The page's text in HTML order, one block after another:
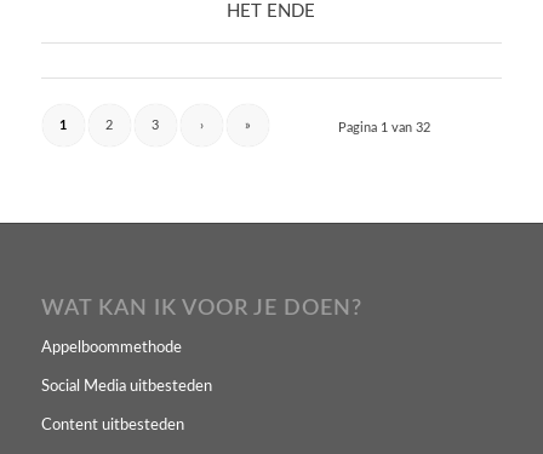
HET ENDE
Pagina 1 van 32
1 2 3 › »
WAT KAN IK VOOR JE DOEN?
Appelboommethode
Social Media uitbesteden
Content uitbesteden